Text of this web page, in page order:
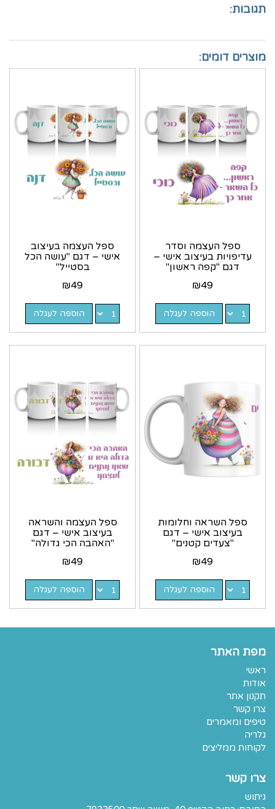
תגובות:
מוצרים דומים:
ספל העצמה וסדר
עדיפויות בעיצוב אישי –
דגם "קפה ראשון"
₪49
הוספה לעגלה
ספל העצמה בעיצוב
אישי – דגם "עושה הכל
בסטייל"
₪49
הוספה לעגלה
ספל השראה וחלומות
בעיצוב אישי – דגם
"צעדים קטנים"
₪49
הוספה לעגלה
ספל העצמה והשראה
בעיצוב אישי – דגם
"האהבה הכי גדולה"
₪49
הוספה לעגלה
מפת האתר
ראשי
אודות
תקנון אתר
צרו קשר
טיפים ומאמרים
גלריה
לקוחות ממליצים
צרו קשר
גיתוש